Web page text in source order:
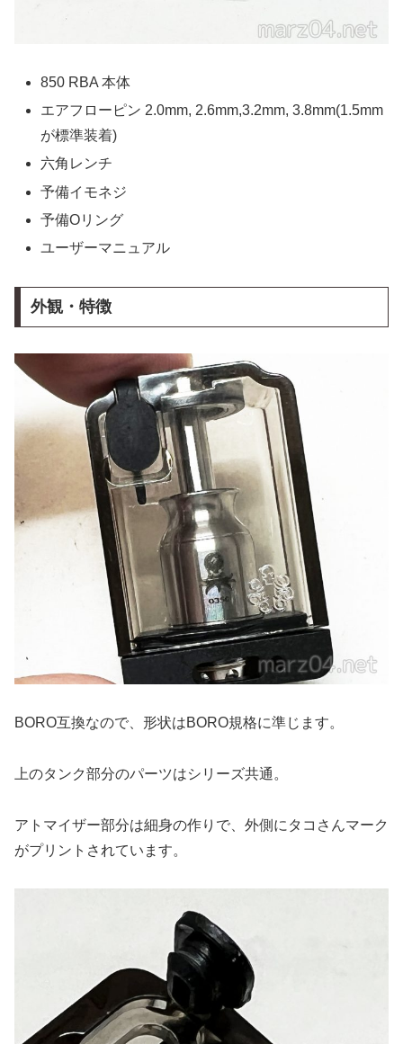
850 RBA 本体
エアフローピン 2.0mm, 2.6mm,3.2mm, 3.8mm(1.5mm
が標準装着)
六角レンチ
予備イモネジ
予備Oリング
ユーザーマニュアル
外観・特徴
BORO互換なので、形状はBORO規格に準じます。
上のタンク部分のパーツはシリーズ共通。
アトマイザー部分は細身の作りで、外側にタコさんマーク
がプリントされています。